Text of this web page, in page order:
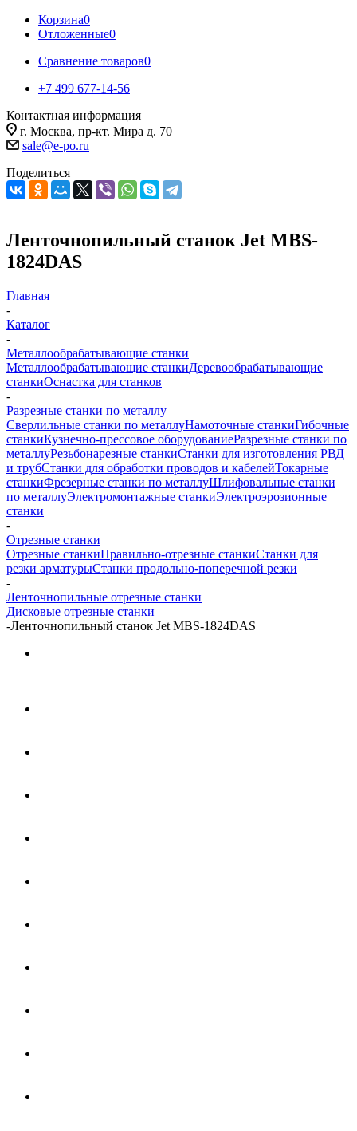
Корзина0
Отложенные0
Сравнение товаров0
+7 499 677-14-56
Контактная информация
г. Москва, пр-кт. Мира д. 70
sale@e-po.ru
Поделиться
Ленточнопильный станок Jet MBS-
1824DAS
Главная
-
Каталог
-
Металлообрабатывающие станки
Металлообрабатывающие станкиДеревообрабатывающие
станкиОснастка для станков
-
Разрезные станки по металлу
Сверлильные станки по металлуНамоточные станкиГибочные
станкиКузнечно-прессовое оборудованиеРазрезные станки по
металлуРезьбонарезные станкиСтанки для изготовления РВД
и трубСтанки для обработки проводов и кабелейТокарные
станкиФрезерные станки по металлуШлифовальные станки
по металлуЭлектромонтажные станкиЭлектроэрозионные
станки
-
Отрезные станки
Отрезные станкиПравильно-отрезные станкиСтанки для
резки арматурыСтанки продольно-поперечной резки
-
Ленточнопильные отрезные станки
Дисковые отрезные станки
-Ленточнопильный станок Jet MBS-1824DAS